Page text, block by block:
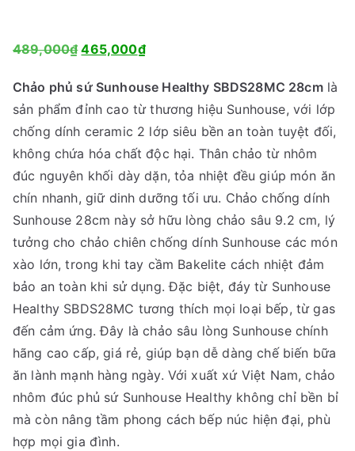
489,000₫G
á
g
ố
c
l
à
:
4
8
9
,
0
0
0
₫
.
465,000₫G
á
h
ệ
n
t
ạ
i
à
:
4
6
5
,
0
Chảo phủ sứ Sunhouse Healthy SBDS28MC 28cmlà
sản phẩm đỉnh cao từ thương hiệu Sunhouse, với lớp
chống dính ceramic 2 lớp siêu bền an toàn tuyệt đối,
không chứa hóa chất độc hại. Thân chảo từ nhôm
đúc nguyên khối dày dặn, tỏa nhiệt đều giúp món ăn
chín nhanh, giữ dinh dưỡng tối ưu. Chảo chống dính
Sunhouse 28cm này sở hữu lòng chảo sâu 9.2 cm, lý
tưởng cho chảo chiên chống dính Sunhouse các món
xào lớn, trong khi tay cầm Bakelite cách nhiệt đảm
bảo an toàn khi sử dụng. Đặc biệt, đáy từ Sunhouse
Healthy SBDS28MC tương thích mọi loại bếp, từ gas
đến cảm ứng. Đây là chảo sâu lòng Sunhouse chính
hãng cao cấp, giá rẻ, giúp bạn dễ dàng chế biến bữa
ăn lành mạnh hàng ngày. Với xuất xứ Việt Nam, chảo
nhôm đúc phủ sứ Sunhouse Healthy không chỉ bền bỉ
mà còn nâng tầm phong cách bếp núc hiện đại, phù
hợp mọi gia đình.